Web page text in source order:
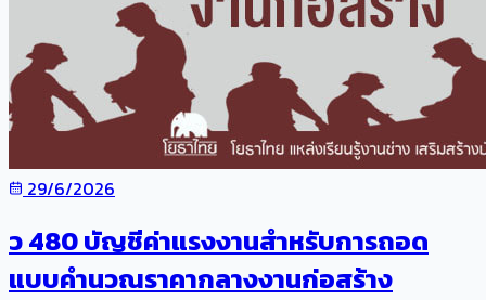
29/6/2026
ว 480 บัญชีค่าแรงงานสำหรับการถอด
แบบคำนวณราคากลางงานก่อสร้าง